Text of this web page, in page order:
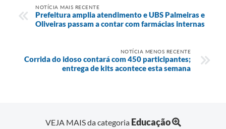
NOTÍCIA MAIS RECENTE
Prefeitura amplia atendimento e UBS Palmeiras e
Oliveiras passam a contar com farmácias internas
NOTÍCIA MENOS RECENTE
Corrida do idoso contará com 450 participantes;
entrega de kits acontece esta semana
VEJA MAIS da categoria Educação